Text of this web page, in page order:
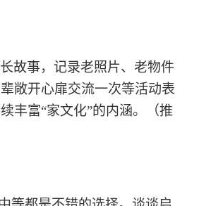
故事，记录老照片、老物件
敞开心扉交流一次等活动表
丰富“家文化”的内涵。（推